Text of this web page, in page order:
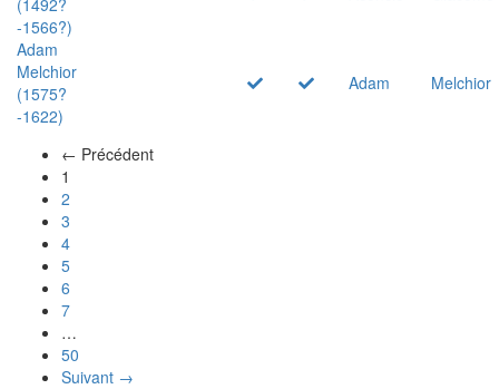
-1566?)
Adam
Melchior
(1575?
-1622)
Adam Melchior
← Précédent
1
2
3
4
5
6
7
…
50
Suivant →